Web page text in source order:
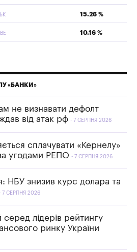
15.26 %
10.16 %
«БАНКИ»
не визнавати дефолт
від атак рф
7 СЕРПНЯ 2026
сплачувати «Кернелу»
угодами РЕПО
7 СЕРПНЯ 2026
НБУ знизив курс долара та
7 СЕРПНЯ 2026
лідерів рейтингу
ринку України